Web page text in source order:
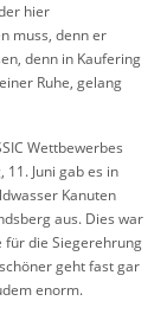
hier
muss, denn er
denn in Kaufering
Ruhe, gelang
Wettbewerbes
Juni gab es in
Kanuten
aus. Dies war
für die Siegerehrung
geht fast gar
enorm.